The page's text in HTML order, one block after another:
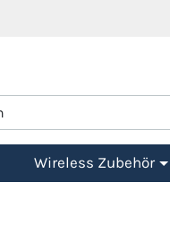
Wireless Zubehör